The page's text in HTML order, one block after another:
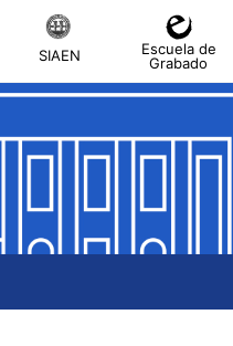
SIAEN
Escuela de
Grabado